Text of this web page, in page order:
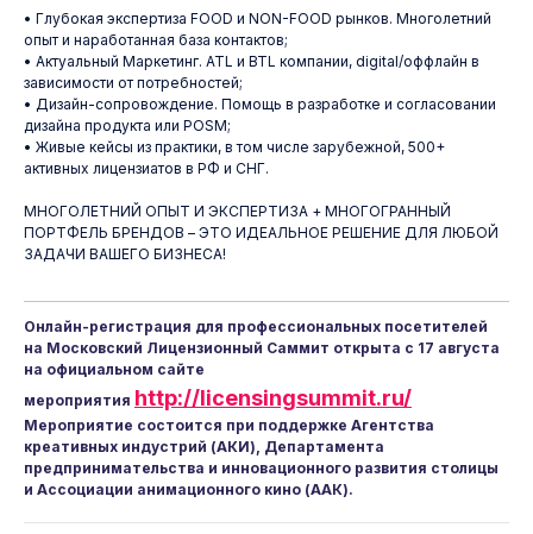
• Глубокая экспертиза FOOD и NON-FOOD рынков. Многолетний
опыт и наработанная база контактов;
• Актуальный Маркетинг. ATL и BTL компании, digital/оффлайн в
зависимости от потребностей;
• Дизайн-сопровождение. Помощь в разработке и согласовании
дизайна продукта или POSM;
• Живые кейсы из практики, в том числе зарубежной, 500+
активных лицензиатов в РФ и СНГ.
МНОГОЛЕТНИЙ ОПЫТ И ЭКСПЕРТИЗА + МНОГОГРАННЫЙ
ПОРТФЕЛЬ БРЕНДОВ – ЭТО ИДЕАЛЬНОЕ РЕШЕНИЕ ДЛЯ ЛЮБОЙ
ЗАДАЧИ ВАШЕГО БИЗНЕСА!
Онлайн-регистрация для профессиональных посетителей
на Московский Лицензионный Саммит открыта с 17 августа
на официальном сайте
мероприятия http://licensingsummit.ru/
Мероприятие состоится при поддержке Агентства
креативных индустрий (АКИ), Департамента
предпринимательства и инновационного развития столицы
и Ассоциации анимационного кино (ААК).